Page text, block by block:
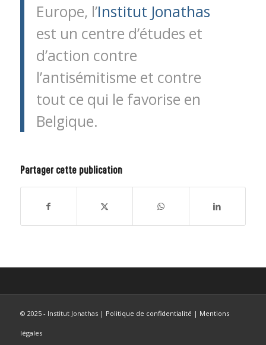
Europe, l’Institut Jonathas
est un centre d’études et
d’action contre
l’antisémitisme et contre
tout ce qui le favorise en
Belgique.
Partager cette publication
© 2025 - Institut Jonathas | Politique de confidentialité | Mentions
légales